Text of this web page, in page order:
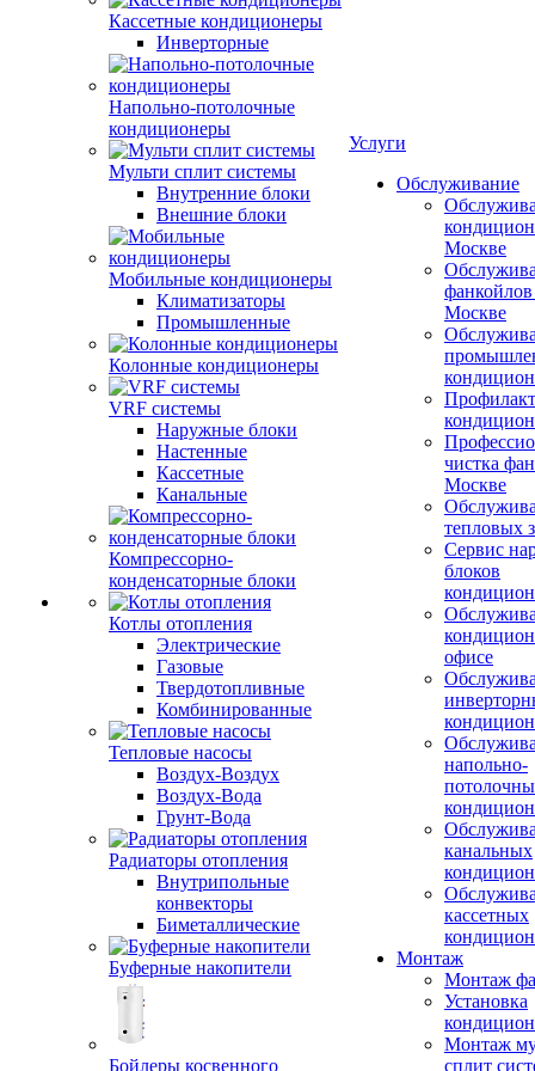
Кассетные кондиционеры
Инверторные
Напольно-потолочные
кондиционеры
Мульти сплит системы
Внутренние блоки
Внешние блоки
Мобильные кондиционеры
Климатизаторы
Промышленные
Колонные кондиционеры
VRF системы
Наружные блоки
Настенные
Кассетные
Канальные
Компрессорно-
конденсаторные блоки
Котлы отопления
Электрические
Газовые
Твердотопливные
Комбинированные
Тепловые насосы
Воздух-Воздух
Воздух-Вода
Грунт-Вода
Радиаторы отопления
Внутрипольные
конвекторы
Биметаллические
Буферные накопители
Бойлеры косвенного
Услуги
Обслуживание
Москве
Москве
чистка
Москве
тепловых
Сервис
блоков
офисе
напольно-
канальных
кассетных
Монтаж
Монтаж
Установка
Монтаж
сплит